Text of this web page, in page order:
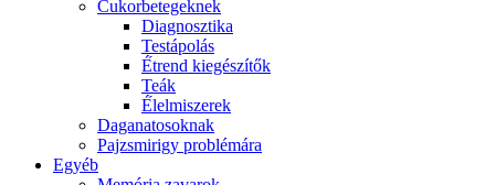
Cukorbetegeknek
Diagnosztika
Testápolás
É́trend kiegészítők
Teák
É́lelmiszerek
Daganatosoknak
Pajzsmirigy problémára
Egyéb